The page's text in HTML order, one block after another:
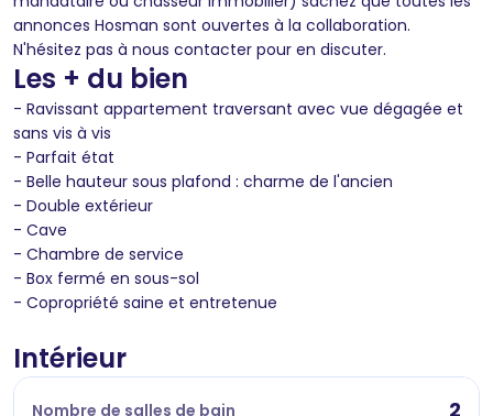
annonces Hosman sont ouvertes à la collaboration.
N'hésitez pas à nous contacter pour en discuter.
Les + du bien
- Ravissant appartement traversant avec vue dégagée et
sans vis à vis
- Parfait état
- Belle hauteur sous plafond : charme de l'ancien
- Double extérieur
- Cave
- Chambre de service
- Box fermé en sous-sol
- Copropriété saine et entretenue
Intérieur
Nombre de salles de bain 2